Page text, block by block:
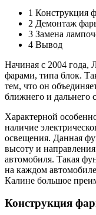
1 Конструкция
2 Демонтаж
3 Замена
4 Вывод
Начиная с 2004 года,
фарами, типа блок.
тем, что он
ближнего и дальнего
Характерной
наличие
освещения. Данная
высоту и
автомобиля. Такая
на каждом
Калине большое
Конструкция